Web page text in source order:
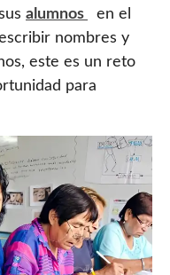
alumnos
en el
nombres y
este es un reto
para